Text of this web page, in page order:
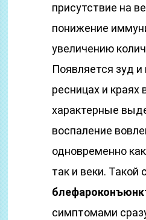
присутствие на
понижение
увеличению
Появляется зуд и
ресницах и
характерные
воспаление
одновременно
так и веки. Такой
симптомами